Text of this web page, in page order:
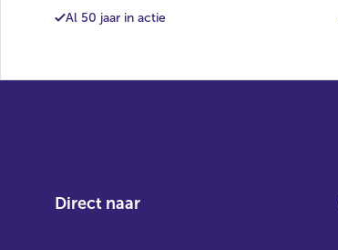
Al 50 jaar in actie
Direct naar